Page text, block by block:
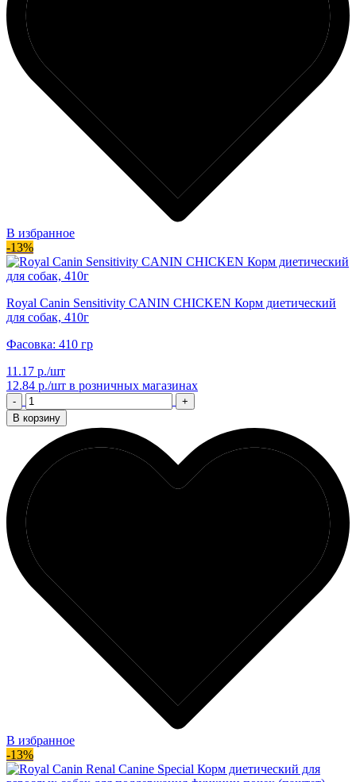
В избранное
-13%
Royal Canin Sensitivity CANIN CHICKEN Корм диетический
для собак, 410г
Фасовка: 410 гр
11.17 р./шт
12.84 р./шт в розничных магазинах
-
+
В корзину
В избранное
-13%